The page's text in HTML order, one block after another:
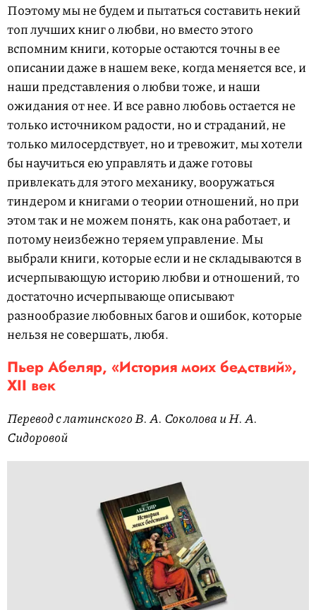
Поэтому мы не будем и пытаться составить некий
топ лучших книг о любви, но вместо этого
вспомним книги, которые остаются точны в ее
описании даже в нашем веке, когда меняется все, и
наши представления о любви тоже, и наши
ожидания от нее. И все равно любовь остается не
только источником радости, но и страданий, не
только милосердствует, но и тревожит, мы хотели
бы научиться ею управлять и даже готовы
привлекать для этого механику, вооружаться
тиндером и книгами о теории отношений, но при
этом так и не можем понять, как она работает, и
потому неизбежно теряем управление. Мы
выбрали книги, которые если и не складываются в
исчерпывающую историю любви и отношений, то
достаточно исчерпывающе описывают
разнообразие любовных багов и ошибок, которые
нельзя не совершать, любя.
Пьер Абеляр, «История моих бедствий»,
XII век
Перевод с латинского В. А. Соколова и Н. А.
Сидоровой